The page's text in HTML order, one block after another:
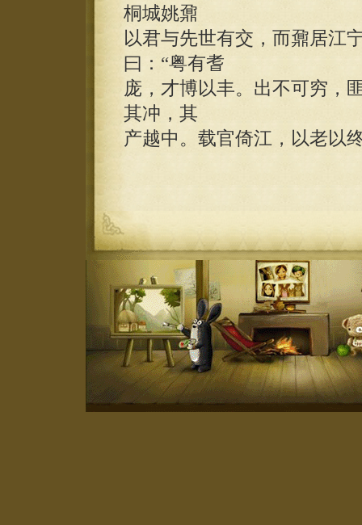
桐城姚鼐
以君与先世有交，而鼐居江
曰：“粤有耆
庞，才博以丰。出不可穷，
其冲，其
产越中。载官倚江，以老以